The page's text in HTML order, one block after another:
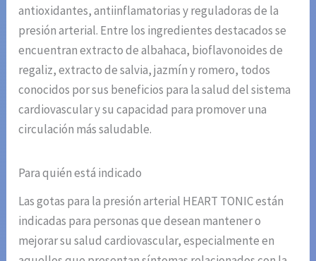
antioxidantes, antiinflamatorias y reguladoras de la
presión arterial. Entre los ingredientes destacados se
encuentran extracto de albahaca, bioflavonoides de
regaliz, extracto de salvia, jazmín y romero, todos
conocidos por sus beneficios para la salud del sistema
cardiovascular y su capacidad para promover una
circulación más saludable.
Para quién está indicado
Las gotas para la presión arterial HEART TONIC están
indicadas para personas que desean mantener o
mejorar su salud cardiovascular, especialmente en